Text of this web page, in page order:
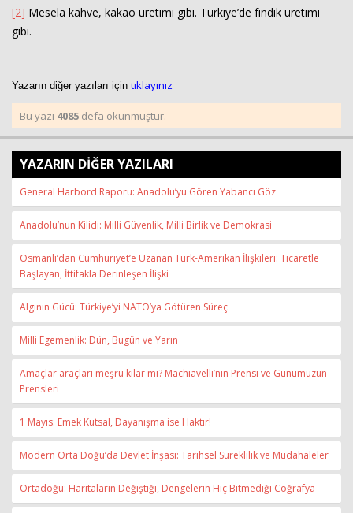
[2] Mesela kahve, kakao üretimi gibi. Türkiye’de fındık üretimi
gibi.
Yazarın diğer yazıları için tıklayınız
Bu yazı 4085 defa okunmuştur.
YAZARIN DİĞER YAZILARI
General Harbord Raporu: Anadolu’yu Gören Yabancı Göz
Anadolu’nun Kilidi: Milli Güvenlik, Milli Birlik ve Demokrasi
Osmanlı’dan Cumhuriyet’e Uzanan Türk-Amerikan İlişkileri: Ticaretle
Başlayan, İttifakla Derinleşen İlişki
Algının Gücü: Türkiye’yi NATO’ya Götüren Süreç
Milli Egemenlik: Dün, Bugün ve Yarın
Amaçlar araçları meşru kılar mı? Machiavelli’nin Prensi ve Günümüzün
Prensleri
1 Mayıs: Emek Kutsal, Dayanışma ise Haktır!
Modern Orta Doğu’da Devlet İnşası: Tarihsel Süreklilik ve Müdahaleler
Ortadoğu: Haritaların Değiştiği, Dengelerin Hiç Bitmediği Coğrafya